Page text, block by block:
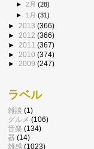
►2月(28)
► 1月(31)
► 2013 (366)
► 2012 (366)
► 2011 (367)
► 2010 (374)
► 2009 (247)
ラベル
雑談 (1)
グルメ (106)
音楽 (134)
器 (14)
雑感 (1023)